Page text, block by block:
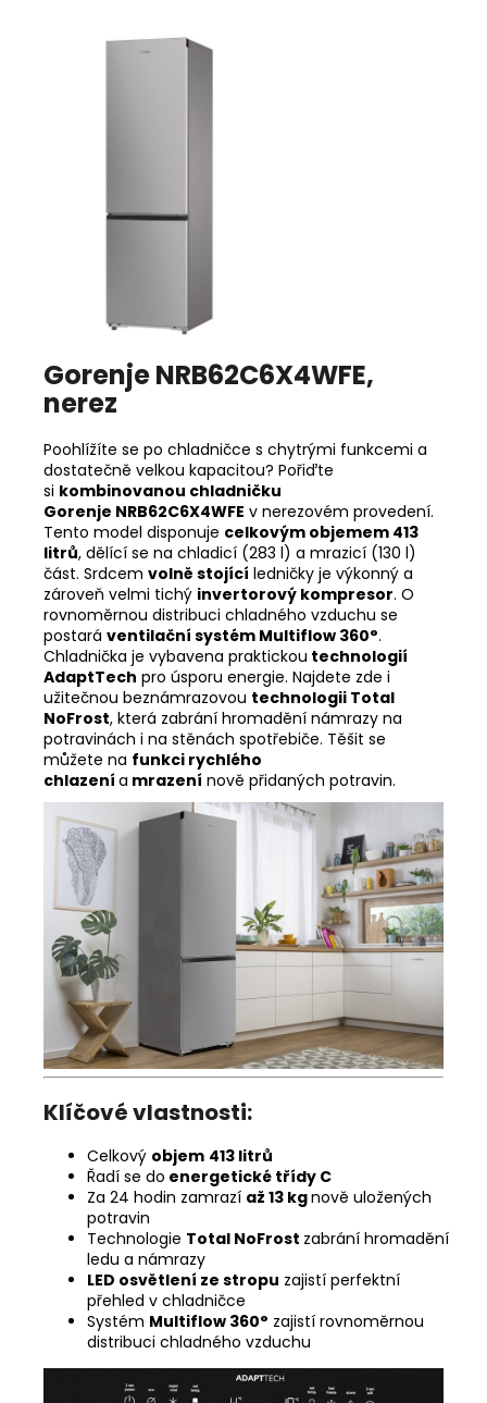
Gorenje NRB62C6X4WFE,
nerez
Poohlížíte se po chladničce s chytrými funkcemi a
dostatečně velkou kapacitou? Pořiďte
si kombinovanou chladničku
Gorenje NRB62C6X4WFE v nerezovém provedení.
Tento model disponuje celkovým objemem 413
litrů, dělící se na chladicí (283 l) a mrazicí (130 l)
část. Srdcem volně stojící ledničky je výkonný a
zároveň velmi tichý invertorový kompresor. O
rovnoměrnou distribuci chladného vzduchu se
postará ventilační systém Multiflow 360°.
Chladnička je vybavena praktickou technologií
AdaptTech pro úsporu energie. Najdete zde i
užitečnou beznámrazovou technologii Total
NoFrost, která zabrání hromadění námrazy na
potravinách i na stěnách spotřebiče. Těšit se
můžete na funkci rychlého
chlazení a mrazení nově přidaných potravin.
Klíčové vlastnosti:
Celkový objem 413 litrů
Řadí se do energetické třídy C
Za 24 hodin zamrazí až 13 kgnově uložených
potravin
Technologie Total NoFrost zabrání hromadění
ledu a námrazy
LED osvětlení ze stropu zajistí perfektní
přehled v chladničce
Systém Multiflow 360° zajistí rovnoměrnou
distribuci chladného vzduchu